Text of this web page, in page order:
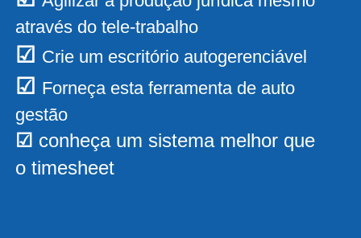
através do tele-trabalho
☑ Crie um escritório autogerenciável
☑ Forneça esta ferramenta de auto
gestão
☑ conheça um sistema melhor que
o timesheet